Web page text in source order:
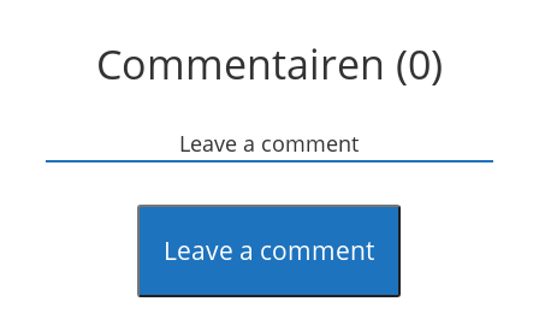
Commentairen (0)
Leave a comment
Leave a comment